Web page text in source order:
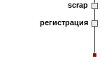
scrap
регистрация